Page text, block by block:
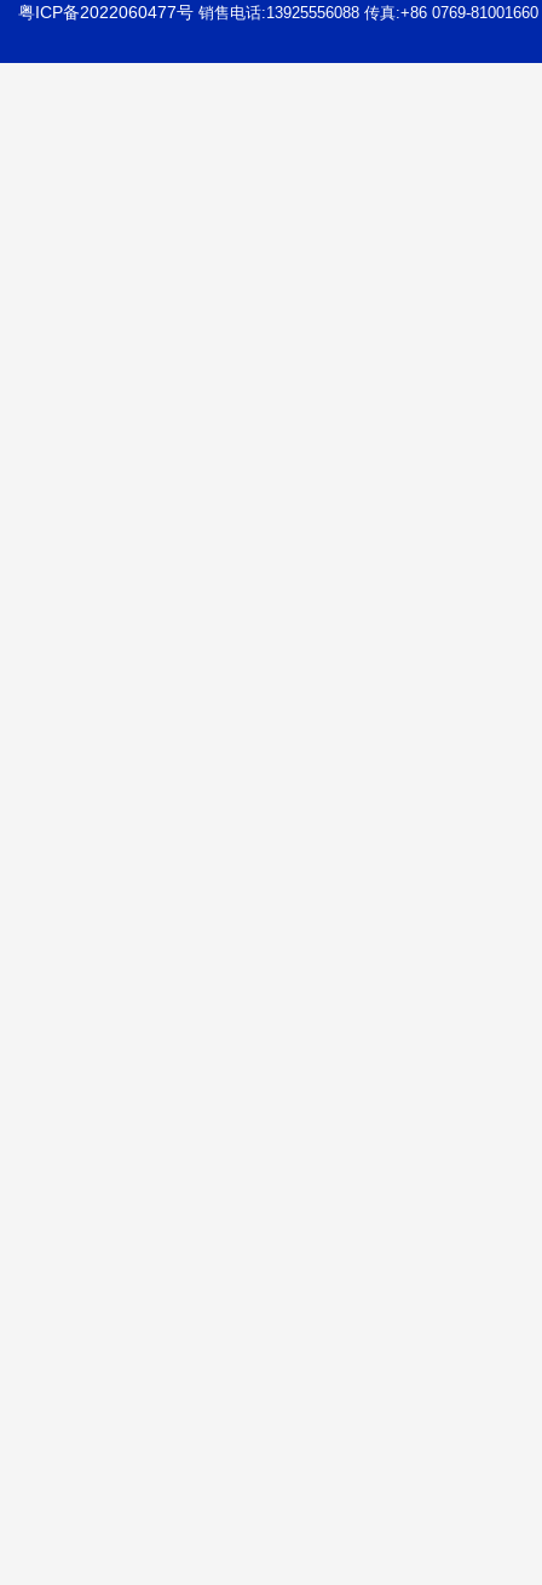
粤ICP备2022060477号 销售电话:13925556088 传真:+86 0769-81001660